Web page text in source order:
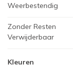
Weerbestendig
Zonder Resten
Verwijderbaar
Kleuren